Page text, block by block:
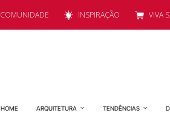
COMUNIDADE INSPIRAÇÃO VIVA
HOME ARQUITETURA TENDÊNCIAS